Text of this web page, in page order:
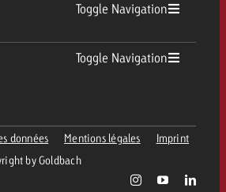
TV
Home
Out of Home
publicitaires Online
Toggle Navigation
Toggle Navigation
by Goldbach
données Mentions légales Imprint